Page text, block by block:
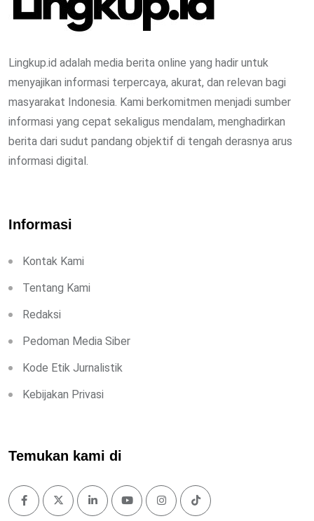
Lingkup.id adalah media berita online yang hadir untuk
menyajikan informasi terpercaya, akurat, dan relevan bagi
masyarakat Indonesia. Kami berkomitmen menjadi sumber
informasi yang cepat sekaligus mendalam, menghadirkan
berita dari sudut pandang objektif di tengah derasnya arus
informasi digital.
Informasi
Kontak Kami
Tentang Kami
Redaksi
Pedoman Media Siber
Kode Etik Jurnalistik
Kebijakan Privasi
Temukan kami di